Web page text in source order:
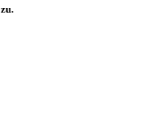
zu.